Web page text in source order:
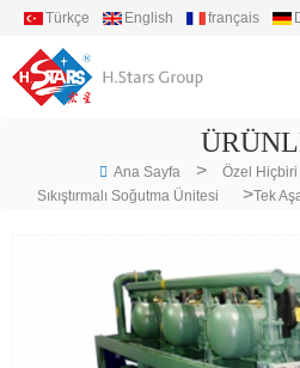
Türkçe English français
Ana Sayfa > Özel
Sıkıştırmalı Soğutma Ünitesi >Tek